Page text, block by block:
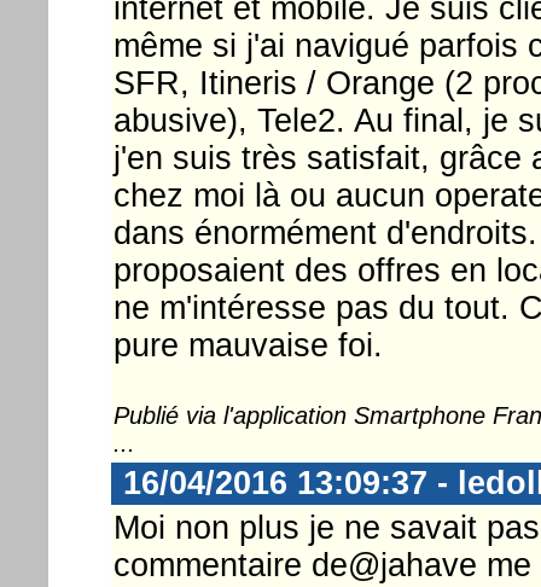
internet et mobile. Je suis
même si j'ai navigué parfois
SFR, Itineris / Orange (2
abusive), Tele2. Au final, je
j'en suis très satisfait, grâce
chez moi là ou aucun
dans énormément
proposaient des offres en
ne m'intéresse pas du tout.
pure mauvaise foi.
Publié via l'application Smartphone
...
16/04/2016 13:09:37 -
Moi non plus je ne savait
commentaire de@jahave